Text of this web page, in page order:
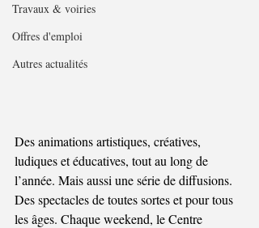
Travaux & voiries
Offres d'emploi
Autres actualités
Des animations artistiques, créatives,
ludiques et éducatives, tout au long de
l’année. Mais aussi une série de diffusions.
Des spectacles de toutes sortes et pour tous
les âges. Chaque weekend, le Centre